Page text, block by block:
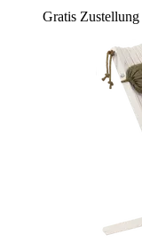
Gratis